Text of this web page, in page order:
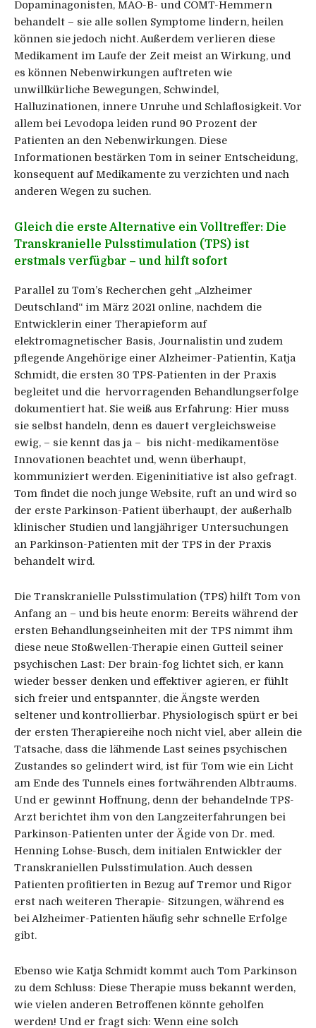
Dopaminagonisten, MAO-B- und COMT-Hemmern
behandelt – sie alle sollen Symptome lindern, heilen
können sie jedoch nicht. Außerdem verlieren diese
Medikament im Laufe der Zeit meist an Wirkung, und
es können Nebenwirkungen auftreten wie
unwillkürliche Bewegungen, Schwindel,
Halluzinationen, innere Unruhe und Schlaflosigkeit. Vor
allem bei Levodopa leiden rund 90 Prozent der
Patienten an den Nebenwirkungen. Diese
Informationen bestärken Tom in seiner Entscheidung,
konsequent auf Medikamente zu verzichten und nach
anderen Wegen zu suchen.
Gleich die erste Alternative ein Volltreffer: Die
Transkranielle Pulsstimulation (TPS) ist
erstmals verfügbar – und hilft sofort
Parallel zu Tom’s Recherchen geht „Alzheimer
Deutschland“ im März 2021 online, nachdem die
Entwicklerin einer Therapieform auf
elektromagnetischer Basis, Journalistin und zudem
pflegende Angehörige einer Alzheimer-Patientin, Katja
Schmidt, die ersten 30 TPS-Patienten in der Praxis
begleitet und die hervorragenden Behandlungserfolge
dokumentiert hat. Sie weiß aus Erfahrung: Hier muss
sie selbst handeln, denn es dauert vergleichsweise
ewig, – sie kennt das ja – bis nicht-medikamentöse
Innovationen beachtet und, wenn überhaupt,
kommuniziert werden. Eigeninitiative ist also gefragt.
Tom findet die noch junge Website, ruft an und wird so
der erste Parkinson-Patient überhaupt, der außerhalb
klinischer Studien und langjähriger Untersuchungen
an Parkinson-Patienten mit der TPS in der Praxis
behandelt wird.
Die Transkranielle Pulsstimulation (TPS) hilft Tom von
Anfang an – und bis heute enorm: Bereits während der
ersten Behandlungseinheiten mit der TPS nimmt ihm
diese neue Stoßwellen-Therapie einen Gutteil seiner
psychischen Last: Der brain-fog lichtet sich, er kann
wieder besser denken und effektiver agieren, er fühlt
sich freier und entspannter, die Ängste werden
seltener und kontrollierbar. Physiologisch spürt er bei
der ersten Therapiereihe noch nicht viel, aber allein die
Tatsache, dass die lähmende Last seines psychischen
Zustandes so gelindert wird, ist für Tom wie ein Licht
am Ende des Tunnels eines fortwährenden Albtraums.
Und er gewinnt Hoffnung, denn der behandelnde TPS-
Arzt berichtet ihm von den Langzeiterfahrungen bei
Parkinson-Patienten unter der Ägide von Dr. med.
Henning Lohse-Busch, dem initialen Entwickler der
Transkraniellen Pulsstimulation. Auch dessen
Patienten profitierten in Bezug auf Tremor und Rigor
erst nach weiteren Therapie- Sitzungen, während es
bei Alzheimer-Patienten häufig sehr schnelle Erfolge
gibt.
Ebenso wie Katja Schmidt kommt auch Tom Parkinson
zu dem Schluss: Diese Therapie muss bekannt werden,
wie vielen anderen Betroffenen könnte geholfen
werden! Und er fragt sich: Wenn eine solch